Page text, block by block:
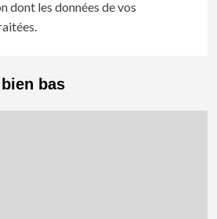
dont les données de vos
.
bas